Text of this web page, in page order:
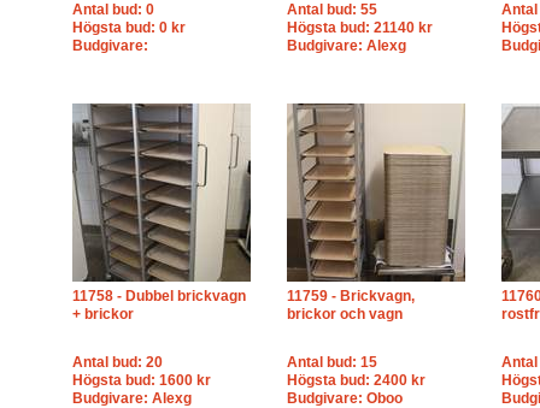
Antal bud: 0
Högsta bud: 0 kr
Budgivare:
Antal bud: 55
Högsta bud: 21140 kr
Budgivare: Alexg
Antal
11758 - Dubbel brickvagn
+ brickor
Antal bud: 20
Högsta bud: 1600 kr
Budgivare: Alexg
11759 - Brickvagn,
brickor och vagn
Antal bud: 15
Högsta bud: 2400 kr
Budgivare: Oboo
Antal